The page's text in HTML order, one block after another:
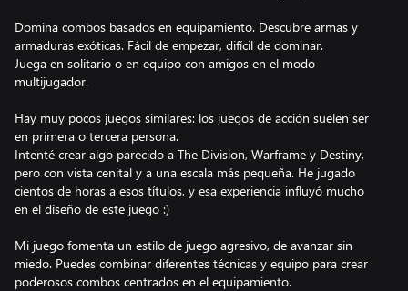
Domina combos basados en equipamiento. Descubre armas y
armaduras exóticas. Fácil de empezar, difícil de dominar.
Juega en solitario o en equipo con amigos en el modo
multijugador.
Hay muy pocos juegos similares: los juegos de acción suelen ser
en primera o tercera persona.
Intenté crear algo parecido a The Division, Warframe y Destiny,
pero con vista cenital y a una escala más pequeña. He jugado
cientos de horas a esos títulos, y esa experiencia influyó mucho
en el diseño de este juego :)
Mi juego fomenta un estilo de juego agresivo, de avanzar sin
miedo. Puedes combinar diferentes técnicas y equipo para crear
poderosos combos centrados en el equipamiento.